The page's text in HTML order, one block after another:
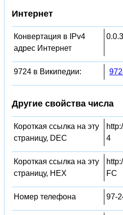
Интернет
Конвертация в IPv4
адрес Интернет
9724 в Википедии:
Другие свойства числа
Короткая ссылка на эту
страницу, DEC
4
Короткая ссылка на эту
страницу, HEX
FC
Номер телефона 97-